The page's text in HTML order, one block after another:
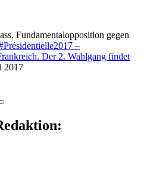
Fundamentalopposition gegen
–
Der 2. Wahlgang findet
2017